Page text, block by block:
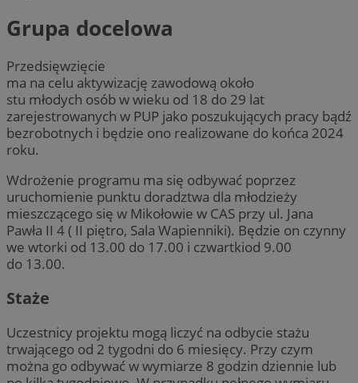
Grupa docelowa
Przedsięwzięcie
ma na celu aktywizację zawodową około
stu młodych osób w wieku od 18 do 29 lat
zarejestrowanych w PUP jako poszukujących pracy bądź
bezrobotnych i będzie ono realizowane do końca 2024
roku.
Wdrożenie programu ma się odbywać poprzez
uruchomienie punktu doradztwa dla młodzieży
mieszczącego się w Mikołowie w CAS przy ul. Jana
Pawła II 4 ( II piętro, Sala Wapienniki). Będzie on czynny
we wtorki od 13.00 do 17.00 i czwartkiod 9.00
do 13.00.
Staże
Uczestnicy projektu mogą liczyć na odbycie stażu
trwającego od 2 tygodni do 6 miesięcy. Przy czym
można go odbywać w wymiarze 8 godzin dziennie lub